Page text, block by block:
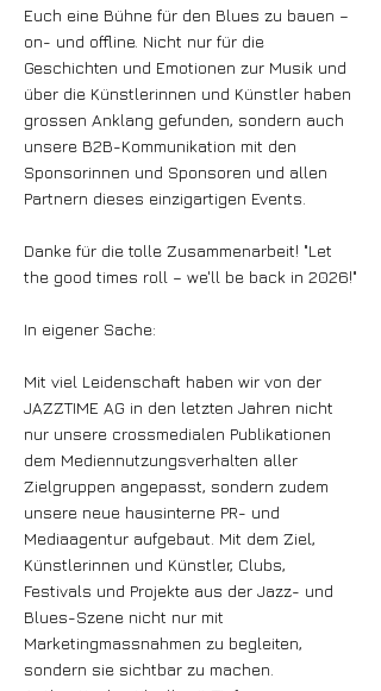
Euch eine Bühne für den Blues zu bauen –
on- und offline. Nicht nur für die
Geschichten und Emotionen zur Musik und
über die Künstlerinnen und Künstler haben
grossen Anklang gefunden, sondern auch
unsere B2B-Kommunikation mit den
Sponsorinnen und Sponsoren und allen
Partnern dieses einzigartigen Events.
Danke für die tolle Zusammenarbeit! "Let
the good times roll – we'll be back in 2026!"
In eigener Sache:
Mit viel Leidenschaft haben wir von der
JAZZTIME AG in den letzten Jahren nicht
nur unsere crossmedialen Publikationen
dem Mediennutzungsverhalten aller
Zielgruppen angepasst, sondern zudem
unsere neue hausinterne PR- und
Mediaagentur aufgebaut. Mit dem Ziel,
Künstlerinnen und Künstler, Clubs,
Festivals und Projekte aus der Jazz- und
Blues-Szene nicht nur mit
Marketingmassnahmen zu begleiten,
sondern sie sichtbar zu machen.